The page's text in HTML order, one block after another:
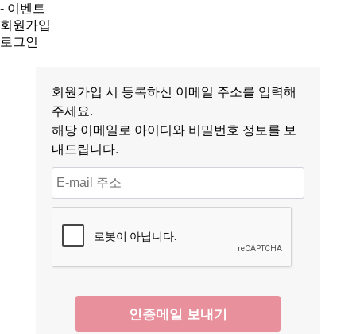
- 이벤트
회원가입
로그인
회원가입 시 등록하신 이메일 주소를 입력해
주세요.
해당 이메일로 아이디와 비밀번호 정보를 보
내드립니다.
인증메일 보내기